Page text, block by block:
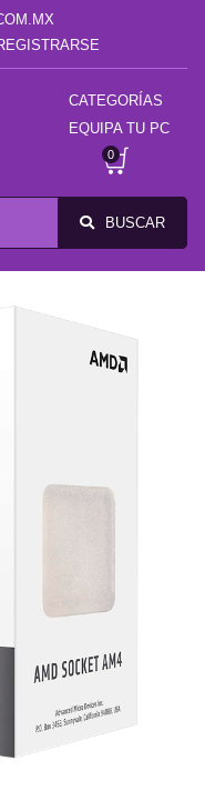
CATEGORÍAS
EQUIPA TU PC
0
BUSCAR